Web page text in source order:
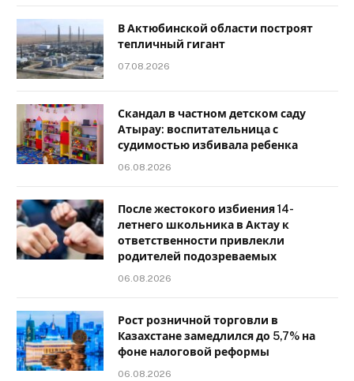
В Актюбинской области построят
тепличный гигант
07.08.2026
Скандал в частном детском саду
Атырау: воспитательница с
судимостью избивала ребенка
06.08.2026
После жестокого избиения 14-
летнего школьника в Актау к
ответственности привлекли
родителей подозреваемых
06.08.2026
Рост розничной торговли в
Казахстане замедлился до 5,7% на
фоне налоговой реформы
06.08.2026